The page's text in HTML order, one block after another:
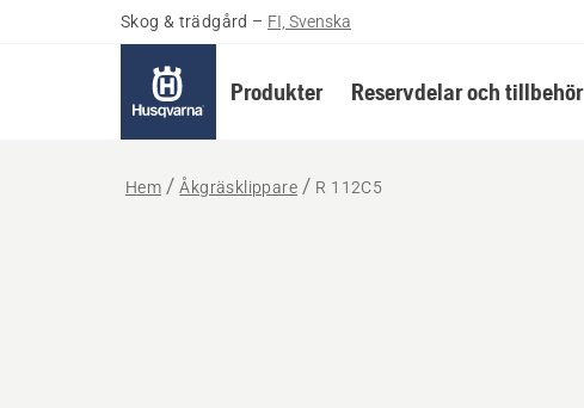
Skog & trädgård – FI, Svenska
Produkter Reservdelar och tillbehör
Hem Åkgräsklippare R 112C5